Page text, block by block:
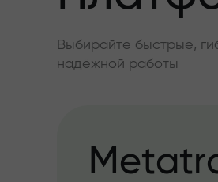
Выбирайте быстрые,
надёжной работы